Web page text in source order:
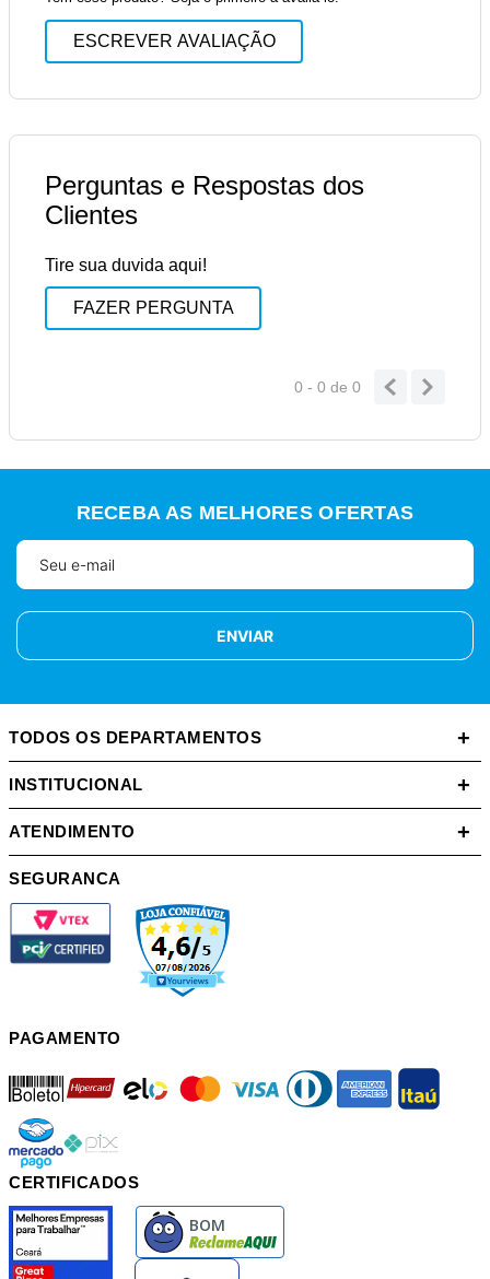
ESCREVER AVALIAÇÃO
Perguntas e Respostas dos
Clientes
Tire sua duvida aqui!
FAZER PERGUNTA
0 - 0 de 0
RECEBA AS MELHORES OFERTAS
ENVIAR
TODOS OS DEPARTAMENTOS +
INSTITUCIONAL +
ATENDIMENTO +
SEGURANCA
PAGAMENTO
boleto mastercard diners american itau
mercadopago
CERTIFICADOS